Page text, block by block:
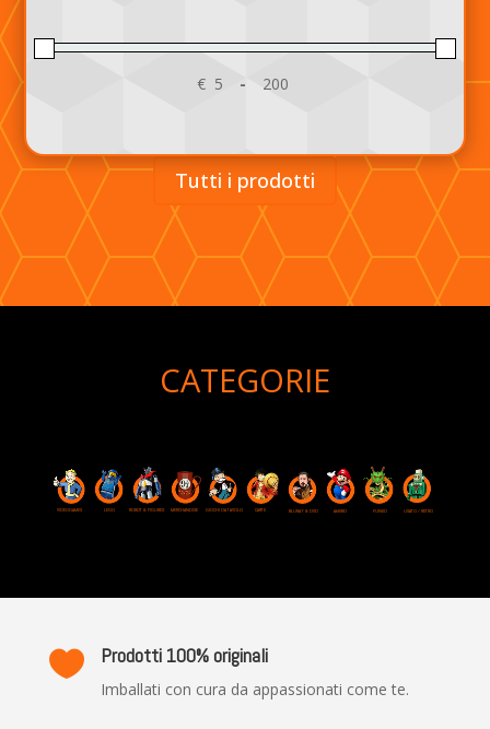
€
Minimum Price
-
Maximum Price
Tutti i prodotti
CATEGORIE
VIDEOGAMES LEGO ROBOT & FIGURES MERCHANDISE GIOCHI DA TAVOLO CARTE BLURAY & DVD AMIIBO FUNKO USATO / RETRO
 Prodotti 100% originali
Imballati con cura da appassionati come te.